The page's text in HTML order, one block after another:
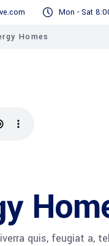
Mon - Sat
Homes
quis, feugiat a,